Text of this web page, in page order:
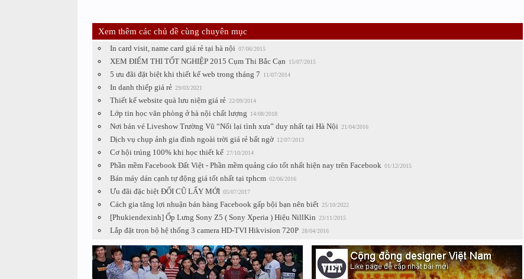
Xem thêm các chủ đề cùng chuyên mục
In card visit, name card giá rẻ tại hà nội 07/06/2015
XEM ĐIỂM THI TỐT NGHIỆP 2015 Cụm Thi Bắc Cạn 15/07/2015
5 ưu đãi đặt biệt khi thiết kế web trong tháng 7 11/07/2014
In danh thiếp giá rẻ 29/03/2021
Thiết kế website quà lưu niệm giá rẻ 22/09/2014
Lớp tin học văn phòng ở hà nội chất lượng 14/08/2018
Nơi bán vé Liveshow Trường Vũ “Nối lại tình xưa” duy nhất tại Hà Nội 21/04/2016
Dịch vụ chụp ảnh gia đình ngoài trời giá rẻ bất ngờ 12/07/2013
Cơ hội trúng 100% khi học thiết kế 27/10/2014
Phần mềm Facebook Đất Việt - Phần mềm quảng cáo tốt nhất hiện nay trên Facebook 01/12/2015
Bán máy dán cạnh tự động giá tốt nhất tại tphcm 02/06/2016
Ưu đãi đặc biệt ĐỔI CŨ LẤY MỚI 05/07/2017
Cách gia tăng lợi nhuận bán hàng Facebook gấp bội bạn nên biết 25/10/2022
[Phukiendexinh] Ốp Lưng Sony Z5 ( Sony Xperia ) Hiệu NillKin 23/11/2015
Lắp đặt trọn bộ hệ thống 3 camera HD-TVI Hikvision 720P 28/04/2016